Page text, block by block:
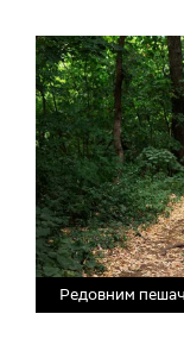
Редовним